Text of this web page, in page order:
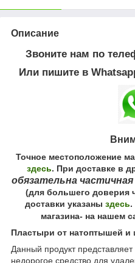
Описание
Звоните нам по
Или пишите в
Точное местоположение
здесь. При доставке в
обязательна
(для большего доверия
доставки указаны здесь.
магазина- на нашем
Пластыри от натоптышей
Данный продукт
недорогое средство для